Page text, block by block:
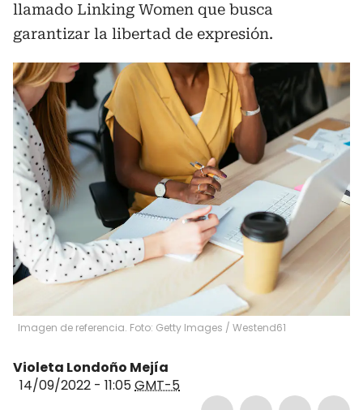
llamado Linking Women que busca
garantizar la libertad de expresión.
Imagen de referencia. Foto: Getty Images / Westend61
Violeta Londoño Mejía
14/09/2022 - 11:05GMT-5